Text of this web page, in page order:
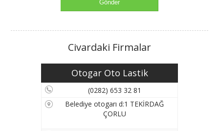
Civardaki Firmalar
Otogar Oto Lastik
(0282) 653 32 81
Belediye otogarı d:1 TEKİRDAĞ
ÇORLU